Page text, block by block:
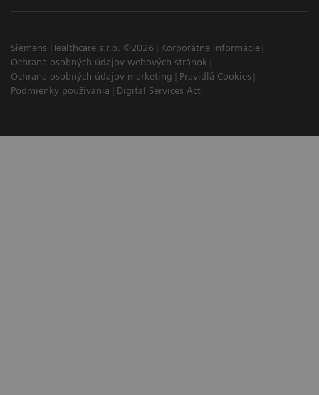
Siemens Healthcare s.r.o. ©2026
Korporátne informácie
Ochrana osobných údajov webových stránok
Ochrana osobných údajov marketing
Pravidlá Cookies
Podmienky používania
Digital Services Act